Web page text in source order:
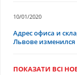
10/01/2020
Адрес офиса и
Львове изменился
ПОКАЗАТИ ВСІ